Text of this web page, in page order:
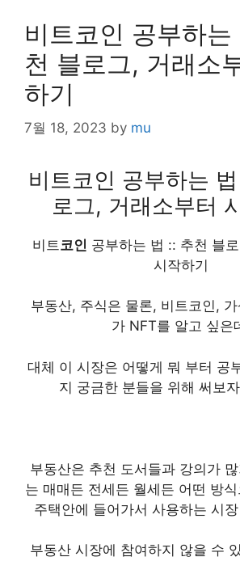
비트코인 공부하는
천 블로그, 거래소
하기
7월 18, 2023 by mu
비트코인 공부하는
로그, 거래소부터
비트 코인 공부하는 법 :: 추천 블
시작하기
부동산, 주식은 물론, 비트코인,
가 NFT를 알고 싶은
대체 이 시장은 어떻게 뭐 부터 공
지 궁금한 분들을 위해 써보
부동산은 추천 도서들과 강의가
는 매매든 전세든 월세든 어떤 방
주택안에 들어가서 사용하는 시
부동산 시장에 참여하지 않을 수